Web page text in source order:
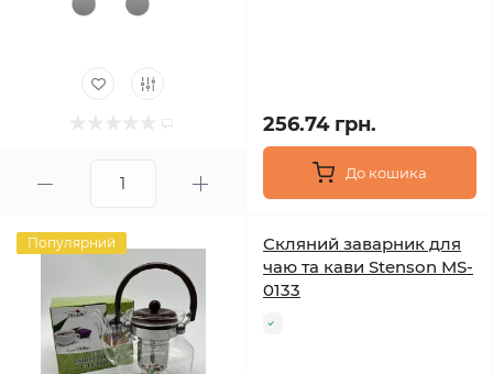
256.74 грн.
До кошика
Популярний
Скляний заварник для
чаю та кави Stenson MS-
0133